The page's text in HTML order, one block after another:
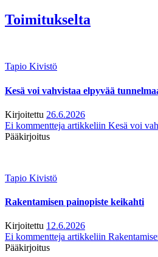
Toimitukselta
Tapio Kivistö
Kesä voi vahvistaa elpyvää
Kirjoitettu 26.6.2026
Ei kommentteja artikkeliin Kesä voi
Pääkirjoitus
Tapio Kivistö
Rakentamisen painopiste keikahti
Kirjoitettu 12.6.2026
Ei kommentteja artikkeliin
Pääkirjoitus